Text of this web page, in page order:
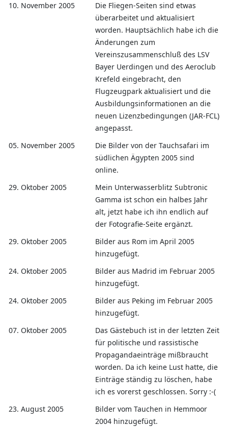
10. November 2005
Die Fliegen-Seiten sind etwas
überarbeitet und aktualisiert
worden. Hauptsächlich habe ich die
Änderungen zum
Vereinszusammenschluß des LSV
Bayer Uerdingen und des Aeroclub
Krefeld eingebracht, den
Flugzeugpark aktualisiert und die
Ausbildungsinformationen an die
neuen Lizenzbedingungen (JAR-FCL)
angepasst.
05. November 2005
Die Bilder von der Tauchsafari im
südlichen Ägypten 2005 sind
online.
29. Oktober 2005
Mein Unterwasserblitz Subtronic
Gamma ist schon ein halbes Jahr
alt, jetzt habe ich ihn endlich auf
der Fotografie-Seite ergänzt.
29. Oktober 2005
Bilder aus Rom im April 2005
hinzugefügt.
24. Oktober 2005
Bilder aus Madrid im Februar 2005
hinzugefügt.
24. Oktober 2005
Bilder aus Peking im Februar 2005
hinzugefügt.
07. Oktober 2005
Das Gästebuch ist in der letzten Zeit
für politische und rassistische
Propagandaeinträge mißbraucht
worden. Da ich keine Lust hatte, die
Einträge ständig zu löschen, habe
ich es vorerst geschlossen. Sorry :-(
23. August 2005
Bilder vom Tauchen in Hemmoor
2004 hinzugefügt.